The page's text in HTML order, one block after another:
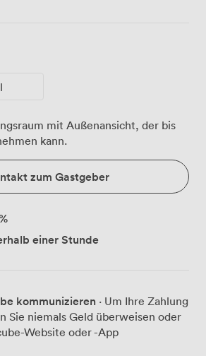
mit Außenansicht, der bis
kann.
zum Gastgeber
einer Stunde
kommunizieren · Um Ihre Zahlung
Sie niemals Geld überweisen oder
Website oder -App